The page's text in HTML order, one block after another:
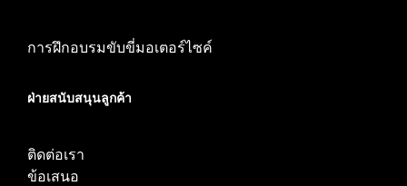
การฝึกอบรมขับขี่มอเตอร์ไซค์
ฝ่ายสนับสนุนลูกค้า
ติดต่อเรา
ข้อเสนอ